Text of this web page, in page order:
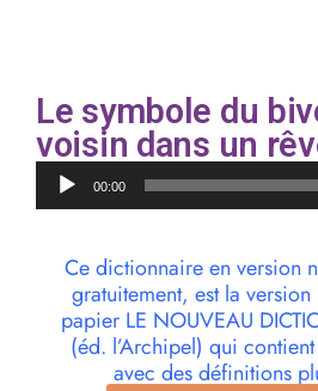
Le symbole du
voisin dans un
Lecteur
audio00:00
Ce dictionnaire en version
gratuitement, est la
papier LE NOUVEAU
(éd. l’Archipel) qui
avec des définitions